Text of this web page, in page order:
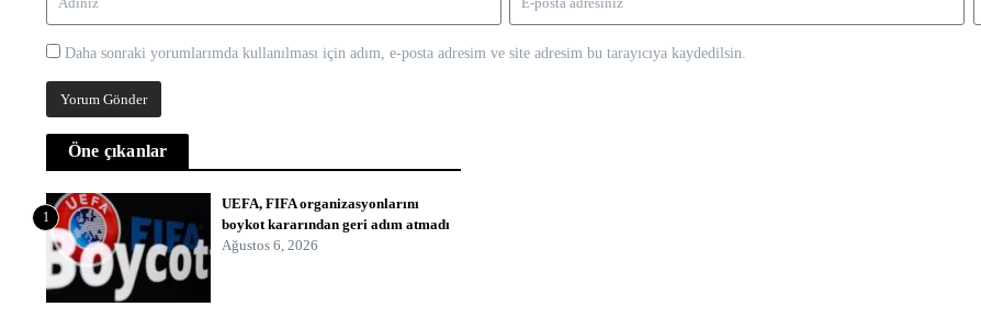
Daha sonraki yorumlarımda kullanılması için adım, e-posta adresim ve site adresim bu tarayıcıya kaydedilsin.
Öne çıkanlar
1
UEFA, FIFA organizasyonlarını
boykot kararından geri adım atmadı
Ağustos 6, 2026